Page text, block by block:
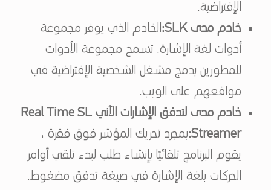
الإفتراضية.
خادم مدى SLK:
الخادم الذي يوفر مجموعة
أدوات لغة الإشارة. تسمح مجموعة الأدوات
للمطورين بدمج مشغل الشخصية الإفتراضية في
مواقعهم على الويب.
خادم مدى لتدفق الإشارات الآني Real Time SL
Streamer: بمجرد تحريك المؤشر فوق فقرة ،
يقوم البرنامج تلقائيًا بإنشاء طلب لبدء تلقي أوامر
الحركات بلغة الإشارة في صيغة تدفق مضغوط.